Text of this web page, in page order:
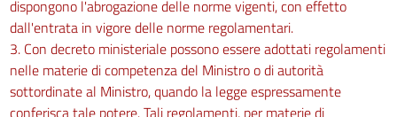
dispongono l'abrogazione delle norme vigenti, con effetto
dall'entrata in vigore delle norme regolamentari.
3. Con decreto ministeriale possono essere adottati regolamenti
nelle materie di competenza del Ministro o di autorità
sottordinate al Ministro, quando la legge espressamente
conferisca tale potere. Tali regolamenti, per materie di